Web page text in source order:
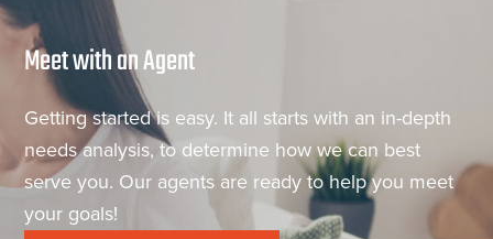
Meet with an Agent
Getting started is easy. It all starts with an in-depth
needs analysis, to determine how we can best
serve you. Our agents are ready to help you meet
your goals!